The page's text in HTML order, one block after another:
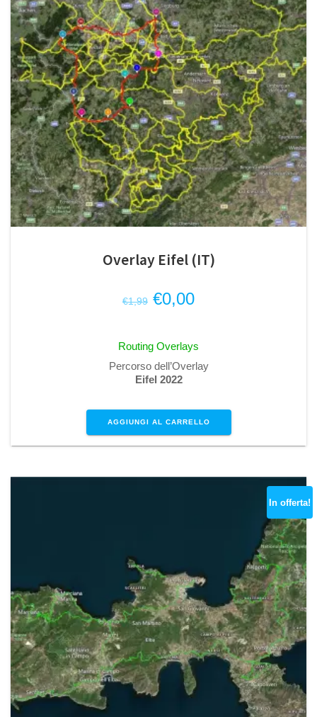
Overlay Eifel (IT)
€1,99 Il
originale
era:
€1,99.
€0,00Il
è:
€0,00.
Routing Overlays
Percorso dell’Overlay
Eifel 2022
AGGIUNGI AL CARRELLO
In offerta!